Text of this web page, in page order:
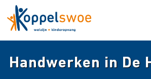
Handwerken in De